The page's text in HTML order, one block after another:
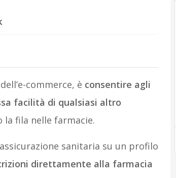
commerce, è consentire agli
facilità di qualsiasi altro
fila nelle farmacie.
sanitaria su un profilo
direttamente alla farmacia